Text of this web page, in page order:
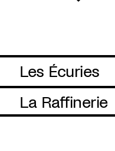
Les Écuries
La Raffinerie